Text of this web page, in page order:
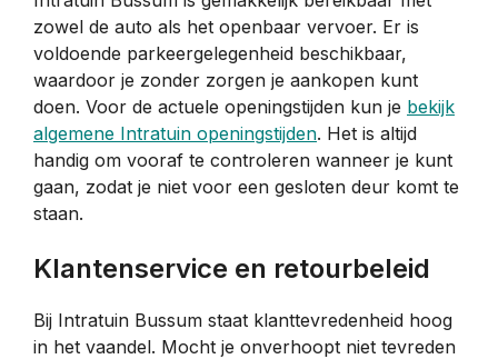
zowel de auto als het openbaar vervoer. Er is
voldoende parkeergelegenheid beschikbaar,
waardoor je zonder zorgen je aankopen kunt
doen. Voor de actuele openingstijden kun je bekijk
algemene Intratuin openingstijden. Het is altijd
handig om vooraf te controleren wanneer je kunt
gaan, zodat je niet voor een gesloten deur komt te
staan.
Klantenservice en retourbeleid
Bij Intratuin Bussum staat klanttevredenheid hoog
in het vaandel. Mocht je onverhoopt niet tevreden